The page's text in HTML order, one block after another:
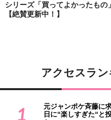
シリーズ「買ってよかったもの」
【絶賛更新中！】
アクセスラ
1
元ジャンポケ斉藤に
日に“楽しすぎた“と